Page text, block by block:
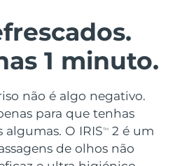
1 minuto.
não é algo negativo.
para que tenhas
algumas. O IRISTM
2 é um
de olhos não
4 kit
massage
2 kit
toning
Entrega prevista
Entrega prevista8/10/26
Entrega prevista8/15/26
Entrega prevista